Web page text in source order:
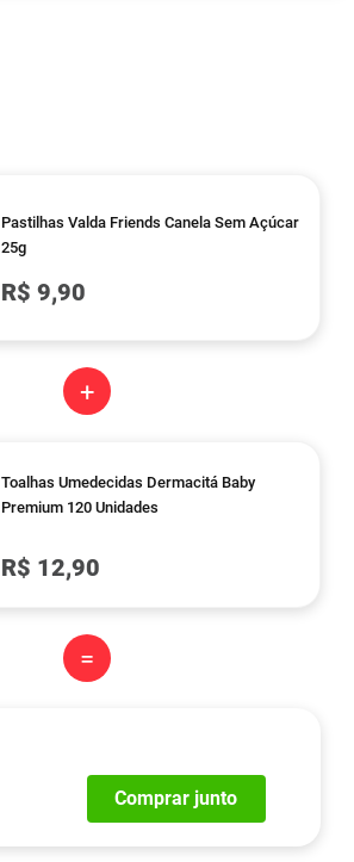
Pastilhas Valda Friends Canela Sem Açúcar
25g
R$ 9,90
+
Toalhas Umedecidas Dermacitá Baby
Premium 120 Unidades
R$ 12,90
=
Comprar junto